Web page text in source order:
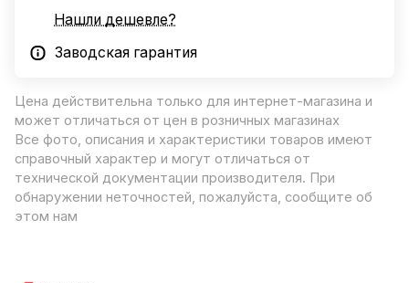
Нашли дешевле?
Заводская гарантия
Цена действительна только для интернет-магазина и
может отличаться от цен в розничных магазинах
Все фото, описания и характеристики товаров имеют
справочный характер и могут отличаться от
технической документации производителя. При
обнаружении неточностей, пожалуйста, сообщите об
этом нам